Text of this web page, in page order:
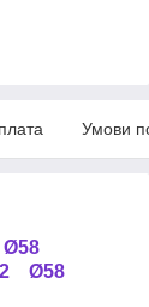
Умови
Ø58
Ø58